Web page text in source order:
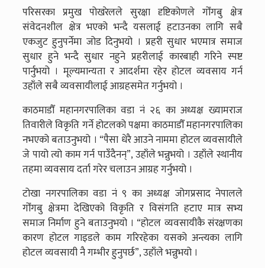
परिसरका प्रमुख पोखरेलले सुरक्षा दृष्टिकोणले गोँगबु क्षेत्र
संवेदनशील क्षेत्र भएको भन्दै यसलाई हटाउनका लागि सबै
एकजुट हुनुपर्नेमा जोड दिनुभयो । प्रहरी सुधार भएमात्र समाज
सुधार हुने भन्दै सुधार नहुने प्रहरीलाई कारबाही गरिने स्पष्ट
पार्नुभयो । मूल्यमान्यता र आदर्शमा रहेर होटल व्यवसाय गर्न
उहाँले सबै व्यवसायीलाई आग्रहसमेत गर्नुभयो ।
काठमाडौँ महानगरपालिका वडा नं २६ का अध्यक्ष ख्यामराज
तिवारीले विकृति गर्ने होटलको पक्षमा काठमाडौँ महानगरपालिका
नभएको बताउनुभयो । “पैसा धेरै आउने नाममा होटल व्यवसायीले
जे पायो त्यो काम गर्न पाउँदैनन्”, उहाँले भन्नुभयो । उहाँले स्थानीय
तहमा व्यवसाय दर्ता गरेर चलाउन आग्रह गर्नुभयो ।
टोखा नगरपालिका वडा नं ९ का अध्यक्ष जोगप्रसाद नेपालले
गोँगबु क्षेत्रमा देखिएको विकृति र विसंगति हटाए मात्र सभ्य
समाज निर्माण हुने बताउनुभयो । “होटल व्यवसायीकै संरक्षणका
कारण होटल गाइडले काम गरिरहेका यसको अन्त्यका लागि
होटल व्यवसायी नै गम्भीर हुनुपर्छ”, उहाँले भन्नुभयो ।